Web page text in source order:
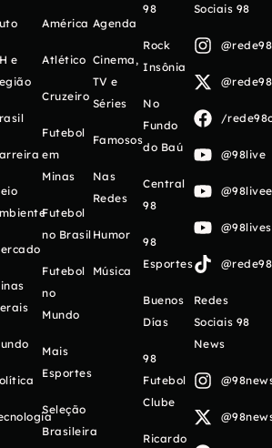
e
América
Atlético
Cruzeiro
Futebol
em
Minas
Futebol
no Brasil
Futebol
no
Mundo
Mais
Esportes
Seleção
Brasileira
Agenda
Cinema,
TV e
Séries
Famosos
Nas
Redes
Humor
Música
98
Rock
Insônia
No
Fundo
do Baú
Central
98
98
Esportes
Buenos
Días
98
Futebol
Clube
Ricardo
Sociais 98
/
@98live
Redes
Sociais 98
News